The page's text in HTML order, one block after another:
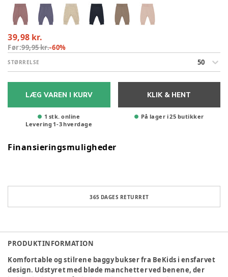
39,98 kr.
Før:99,95 kr.-60%
STØRRELSE 50
LÆG VAREN I KURV
1 stk. online
Levering 1-3hverdage
KLIK & HENT
På lager i 25 butikker
Finansieringsmuligheder
365 DAGES RETURRET
PRODUKTINFORMATION
Komfortable og stilrene baggy bukser fra BeKids i ensfarvet
design. Udstyret med bløde manchetter ved benene, der